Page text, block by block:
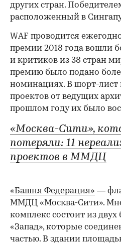
других стран.
расположенный в
WAF проводится
премии 2018 года вошли
и критиков из 38 стран
премию было подано
номинациях. В шорт-лист
проектов от ведущих
прошлом году их было
00:00 00:00
«Москва-Сити»,
потеряли: 11
проектов в ММДЦ
«Башня Федерация» —
ММДЦ «Москва-Сити».
комплекс состоит из
«Запад», которые
частью. В здании